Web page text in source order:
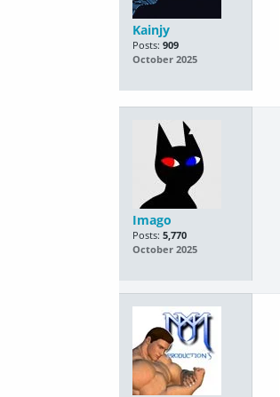
Kainjy
Posts: 909
October 2025
Imago
Posts: 5,770
October 2025